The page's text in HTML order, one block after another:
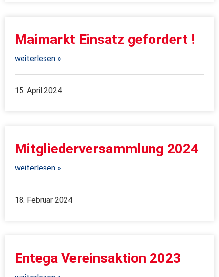
Maimarkt Einsatz gefordert !
weiterlesen »
15. April 2024
Mitgliederversammlung 2024
weiterlesen »
18. Februar 2024
Entega Vereinsaktion 2023